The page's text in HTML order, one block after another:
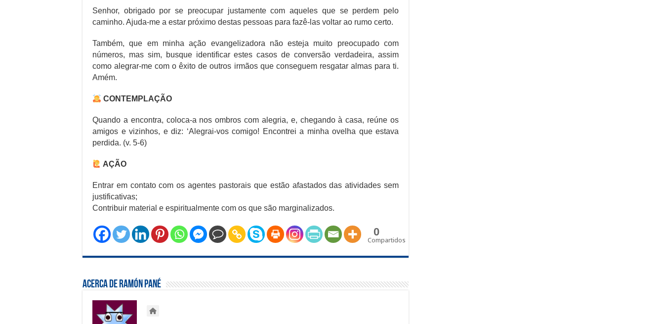
Senhor, obrigado por se preocupar justamente com aqueles que se perdem pelo
caminho. Ajuda-me a estar próximo destas pessoas para fazê-las voltar ao rumo certo.
Também, que em minha ação evangelizadora não esteja muito preocupado com
números, mas sim, busque identificar estes casos de conversão verdadeira, assim
como alegrar-me com o êxito de outros irmãos que conseguem resgatar almas para ti.
Amém.
CONTEMPLAÇÃO
Quando a encontra, coloca-a nos ombros com alegria, e, chegando à casa, reúne os
amigos e vizinhos, e diz: ‘Alegrai-vos comigo! Encontrei a minha ovelha que estava
perdida. (v. 5-6)
AÇÃO
Entrar em contato com os agentes pastorais que estão afastados das atividades sem
justificativas;
Contribuir material e espiritualmente com os que são marginalizados.
0
Compartidos
Acerca de Ramón Pané